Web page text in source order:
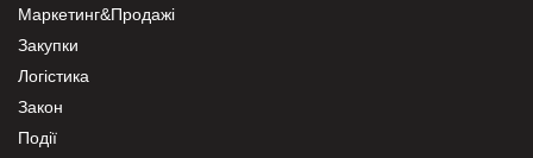
Маркетинг&Продажі
Закупки
Логістика
Закон
Події